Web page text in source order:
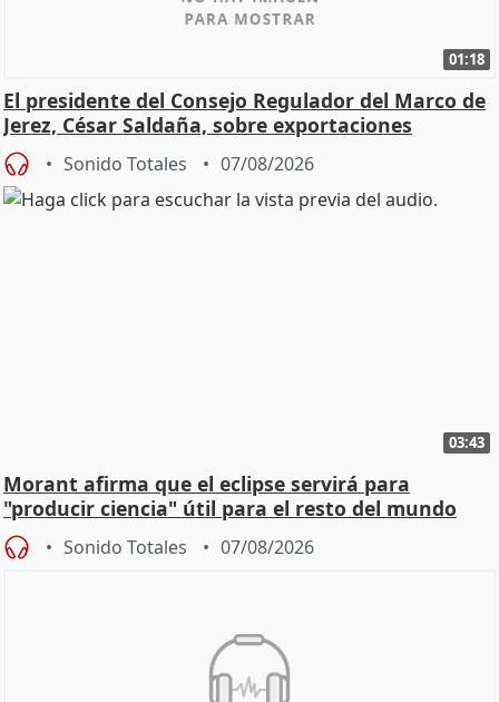
01:18
El presidente del Consejo Regulador del Marco de
Jerez, César Saldaña, sobre exportaciones
Sonido Totales 07/08/2026
03:43
Morant afirma que el eclipse servirá para
"producir ciencia" útil para el resto del mundo
Sonido Totales 07/08/2026